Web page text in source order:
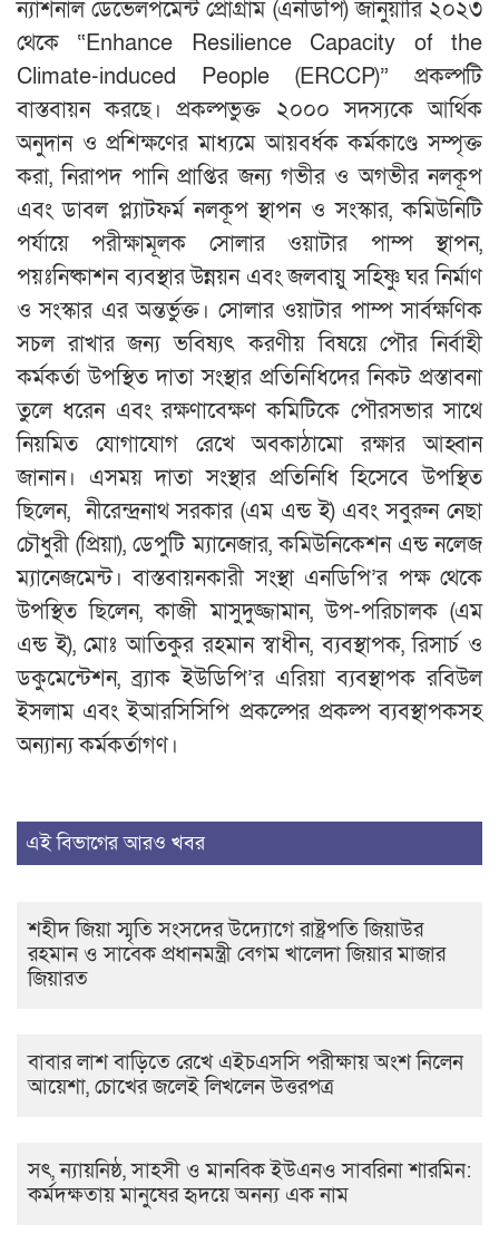
ন্যাশনাল ডেভেলপমেন্ট প্রোগ্রাম (এনডিপি) জানুয়ারি ২০২৩
থেকে “Enhance Resilience Capacity of the
Climate-induced People (ERCCP)” প্রকল্পটি
বাস্তবায়ন করছে। প্রকল্পভুক্ত ২০০০ সদস্যকে আর্থিক
অনুদান ও প্রশিক্ষণের মাধ্যমে আয়বর্ধক কর্মকাণ্ডে সম্পৃক্ত
করা, নিরাপদ পানি প্রাপ্তির জন্য গভীর ও অগভীর নলকূপ
এবং ডাবল প্ল্যাটফর্ম নলকূপ স্থাপন ও সংস্কার, কমিউনিটি
পর্যায়ে পরীক্ষামূলক সোলার ওয়াটার পাম্প স্থাপন,
পয়ঃনিষ্কাশন ব্যবস্থার উন্নয়ন এবং জলবায়ু সহিষ্ণু ঘর নির্মাণ
ও সংস্কার এর অন্তর্ভুক্ত। সোলার ওয়াটার পাম্প সার্বক্ষণিক
সচল রাখার জন্য ভবিষ্যৎ করণীয় বিষয়ে পৌর নির্বাহী
কর্মকর্তা উপস্থিত দাতা সংস্থার প্রতিনিধিদের নিকট প্রস্তাবনা
তুলে ধরেন এবং রক্ষণাবেক্ষণ কমিটিকে পৌরসভার সাথে
নিয়মিত যোগাযোগ রেখে অবকাঠামো রক্ষার আহ্বান
জানান। এসময় দাতা সংস্থার প্রতিনিধি হিসেবে উপস্থিত
ছিলেন, নীরেন্দ্রনাথ সরকার (এম এন্ড ই) এবং সবুরুন নেছা
চৌধুরী (প্রিয়া), ডেপুটি ম্যানেজার, কমিউনিকেশন এন্ড নলেজ
ম্যানেজমেন্ট। বাস্তবায়নকারী সংস্থা এনডিপি’র পক্ষ থেকে
উপস্থিত ছিলেন, কাজী মাসুদুজ্জামান, উপ-পরিচালক (এম
এন্ড ই), মোঃ আতিকুর রহমান স্বাধীন, ব্যবস্থাপক, রিসার্চ ও
ডকুমেন্টেশন, ব্র্যাক ইউডিপি’র এরিয়া ব্যবস্থাপক রবিউল
ইসলাম এবং ইআরসিসিপি প্রকল্পের প্রকল্প ব্যবস্থাপকসহ
অন্যান্য কর্মকর্তাগণ।
এই বিভাগের আরও খবর
শহীদ জিয়া স্মৃতি সংসদের উদ্যোগে রাষ্ট্রপতি জিয়াউর
রহমান ও সাবেক প্রধানমন্ত্রী বেগম খালেদা জিয়ার মাজার
জিয়ারত
বাবার লাশ বাড়িতে রেখে এইচএসসি পরীক্ষায় অংশ নিলেন
আয়েশা, চোখের জলেই লিখলেন উত্তরপত্র
সৎ, ন্যায়নিষ্ঠ, সাহসী ও মানবিক ইউএনও সাবরিনা শারমিন:
কর্মদক্ষতায় মানুষের হৃদয়ে অনন্য এক নাম